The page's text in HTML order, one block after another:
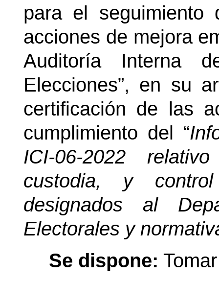
para el seguimiento
acciones de mejora
Auditoría Interna
Elecciones”, en su
certificación de las
cumplimiento del “
ICI-06-2022
custodia, y
designados al
Electorales y
Se dispone: